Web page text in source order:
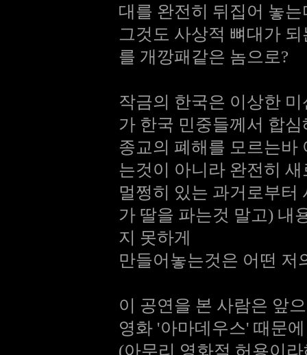
대를 완전히 뒤집어 놓는
그것도 사상적 뼈대가
를 개깡패같은 놈으로?
작금의 한국은 이상한
가 한국 민중들께서 합
종교의 폐해를 모르는바
는것이 아니라 완전히
멀쩡히 있는 과거로부터
가 딸을 파는것 말고) 내
지 못하게
만들어놓는것은 어떤 저
이 공연을 본 사람은 앞
영화 '아마데우스' 때문
(아무리 영화적 허용이